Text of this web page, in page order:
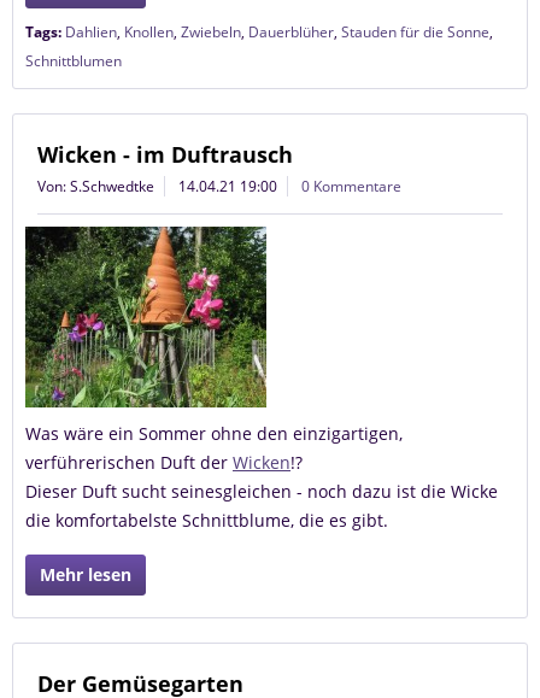
Tags: Dahlien, Knollen, Zwiebeln, Dauerblüher, Stauden für die Sonne,
Schnittblumen
Wicken - im Duftrausch
Von: S.Schwedtke 14.04.21 19:00 0 Kommentare
Was wäre ein Sommer ohne den einzigartigen,
verführerischen Duft der Wicken!?
Dieser Duft sucht seinesgleichen - noch dazu ist die Wicke
die komfortabelste Schnittblume, die es gibt.
Mehr lesen
Der Gemüsegarten